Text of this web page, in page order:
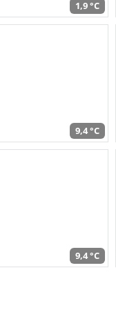
1,9 °C
9,4 °C
9,4 °C